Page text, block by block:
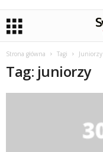
Strona główna Tagi Juniorzy
Tag: juniorzy